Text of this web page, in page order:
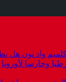
واد نون هل
وحارسا لأوروبا